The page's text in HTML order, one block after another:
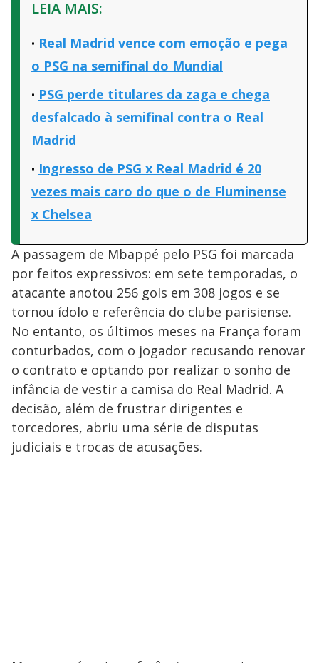
LEIA MAIS:
Real Madrid vence com emoção e pega
o PSG na semifinal do Mundial
PSG perde titulares da zaga e chega
desfalcado à semifinal contra o Real
Madrid
Ingresso de PSG x Real Madrid é 20
vezes mais caro do que o de Fluminense
x Chelsea
A passagem de Mbappé pelo PSG foi marcada
por feitos expressivos: em sete temporadas, o
atacante anotou 256 gols em 308 jogos e se
tornou ídolo e referência do clube parisiense.
No entanto, os últimos meses na França foram
conturbados, com o jogador recusando renovar
o contrato e optando por realizar o sonho de
infância de vestir a camisa do Real Madrid. A
decisão, além de frustrar dirigentes e
torcedores, abriu uma série de disputas
judiciais e trocas de acusações.